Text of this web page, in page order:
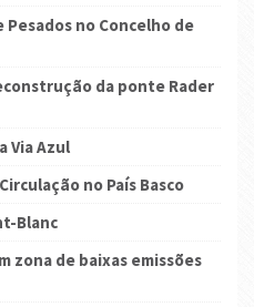
Pesados no Concelho de
da ponte Rader
Via Azul
no País Basco
Blanc
zona de baixas emissões